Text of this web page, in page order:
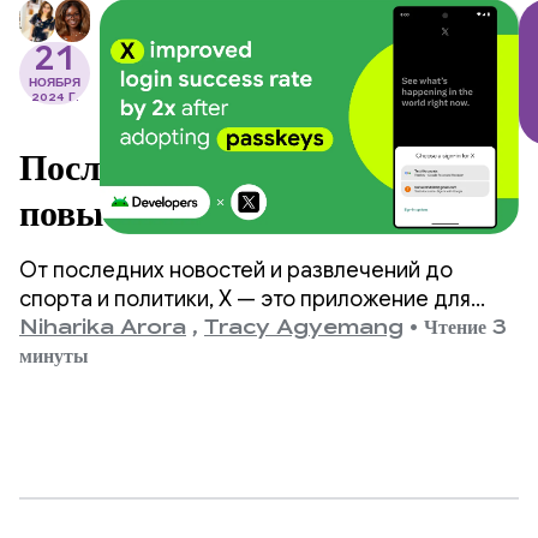
21
НОЯБРЯ
2024 Г.
После внедрения паролей X
повысил процент успешных
входов в систему в 2 раза.
От последних новостей и развлечений до
спорта и политики, X — это приложение для
социальных сетей, цель которого — помочь
почти 500 миллионам пользователей по всему
Niharika Arora , Tracy Agyemang • Чтение 3
минуты